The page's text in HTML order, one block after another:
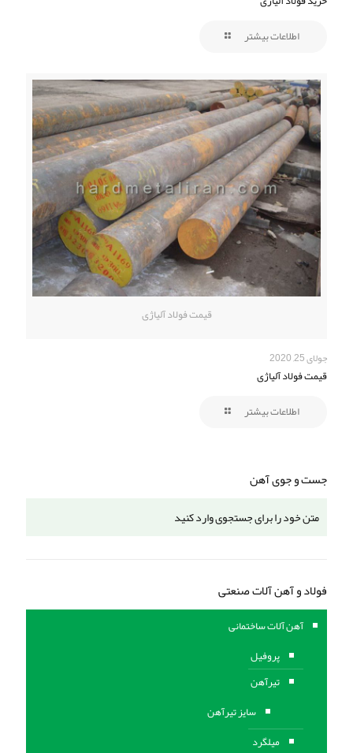
اطلاعات بیشتر
قیمت فولاد آلیاژی
جولای 25, 2020
قیمت فولاد آلیاژی
اطلاعات بیشتر
جست و جوی آهن
فولاد و آهن آلات صنعتی
آهن آلات ساختمانی
پروفیل
تیرآهن
سایز تیرآهن
میلگرد